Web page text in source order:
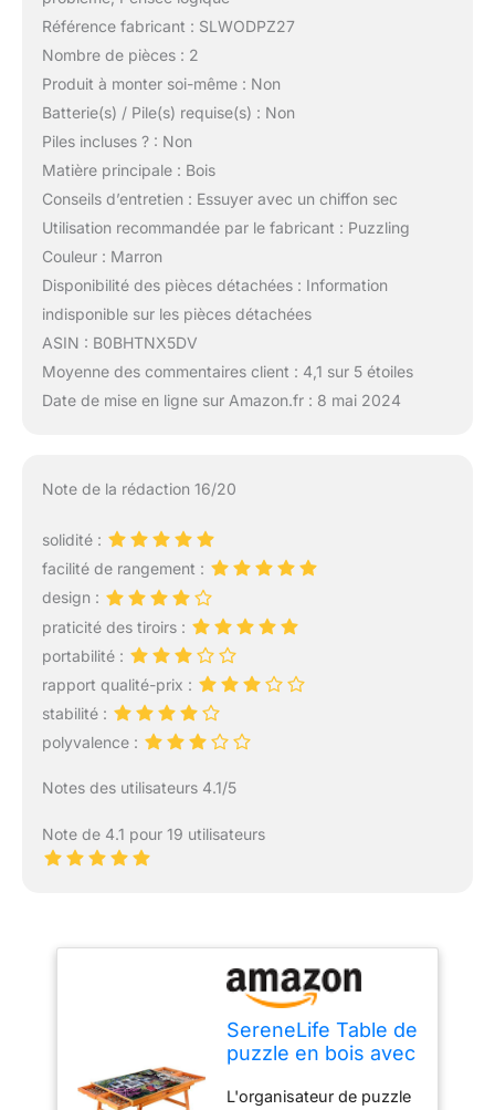
Référence fabricant : SLWODPZ27
Nombre de pièces : 2
Produit à monter soi-même : Non
Batterie(s) / Pile(s) requise(s) : Non
Piles incluses ? : Non
Matière principale : Bois
Conseils d’entretien : Essuyer avec un chiffon sec
Utilisation recommandée par le fabricant : Puzzling
Couleur : Marron
Disponibilité des pièces détachées : Information
indisponible sur les pièces détachées
ASIN : B0BHTNX5DV
Moyenne des commentaires client : 4,1 sur 5 étoiles
Date de mise en ligne sur Amazon.fr : 8 mai 2024
Note de la rédaction 16/20
solidité :
facilité de rangement :
design :
praticité des tiroirs :
portabilité :
rapport qualité-prix :
stabilité :
polyvalence :
Notes des utilisateurs 4.1/5
Note de 4.1 pour 19 utilisateurs
SereneLife Table de
puzzle en bois avec
rangement
L'organisateur de puzzle